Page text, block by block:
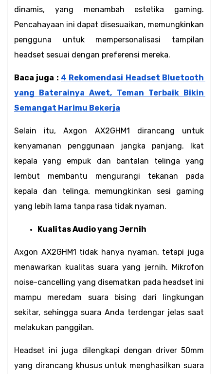
dinamis, yang menambah estetika gaming.
Pencahayaan ini dapat disesuaikan, memungkinkan
pengguna untuk mempersonalisasi tampilan
headset sesuai dengan preferensi mereka.
Baca juga : 4 Rekomendasi Headset Bluetooth
yang Baterainya Awet, Teman Terbaik Bikin
Semangat Harimu Bekerja
Selain itu, Axgon AX2GHM1 dirancang untuk
kenyamanan penggunaan jangka panjang. Ikat
kepala yang empuk dan bantalan telinga yang
lembut membantu mengurangi tekanan pada
kepala dan telinga, memungkinkan sesi gaming
yang lebih lama tanpa rasa tidak nyaman.
Kualitas Audio yang Jernih
Axgon AX2GHM1 tidak hanya nyaman, tetapi juga
menawarkan kualitas suara yang jernih. Mikrofon
noise-cancelling yang disematkan pada headset ini
mampu meredam suara bising dari lingkungan
sekitar, sehingga suara Anda terdengar jelas saat
melakukan panggilan.
Headset ini juga dilengkapi dengan driver 50mm
yang dirancang khusus untuk menghasilkan suara